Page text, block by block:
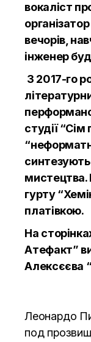
вокаліст
вечорів,
інженер
З 2017-го
студії “Сім
мистецтва.
гурту
платівкою.
На
Атефакт”
Алексєєва
Леонардо
под